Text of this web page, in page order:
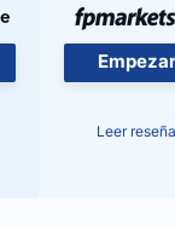
Empezar
Leer reseña